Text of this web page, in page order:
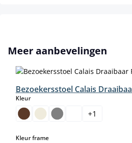
Productgalerij overslaan
Meer aanbevelingen
Bezoekersstoel Calais
Kleurselect
+1
Kleur frameselect